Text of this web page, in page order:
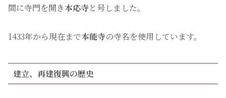
間に寺門を開き本応寺と号しました。
1433年から現在まで本能寺の寺名を使用しています。
建立、再建復興の歴史